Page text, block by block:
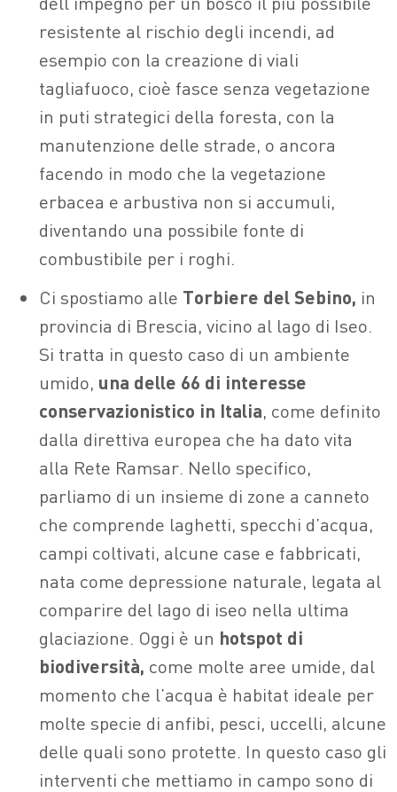
resistente al rischio degli incendi, ad
esempio con la creazione di viali
tagliafuoco, cioè fasce senza vegetazione
in puti strategici della foresta, con la
manutenzione delle strade, o ancora
facendo in modo che la vegetazione
erbacea e arbustiva non si accumuli,
diventando una possibile fonte di
combustibile per i roghi.
Ci spostiamo alle Torbiere del Sebino, in
provincia di Brescia, vicino al lago di Iseo.
Si tratta in questo caso di un ambiente
umido, una delle 66 di interesse
conservazionistico in Italia, come definito
dalla direttiva europea che ha dato vita
alla Rete Ramsar. Nello specifico,
parliamo di un insieme di zone a canneto
che comprende laghetti, specchi d’acqua,
campi coltivati, alcune case e fabbricati,
nata come depressione naturale, legata al
comparire del lago di iseo nella ultima
glaciazione. Oggi è un hotspot di
biodiversità, come molte aree umide, dal
momento che l’acqua è habitat ideale per
molte specie di anfibi, pesci, uccelli, alcune
delle quali sono protette. In questo caso gli
interventi che mettiamo in campo sono di